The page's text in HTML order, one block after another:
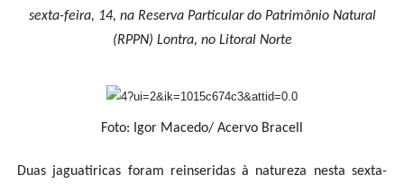
sexta-feira, 14, na Reserva Particular do Patrimônio Natural
(RPPN) Lontra, no Litoral Norte
Foto: Igor Macedo/ Acervo Bracell
Duas jaguatiricas foram reinseridas à natureza nesta sexta-